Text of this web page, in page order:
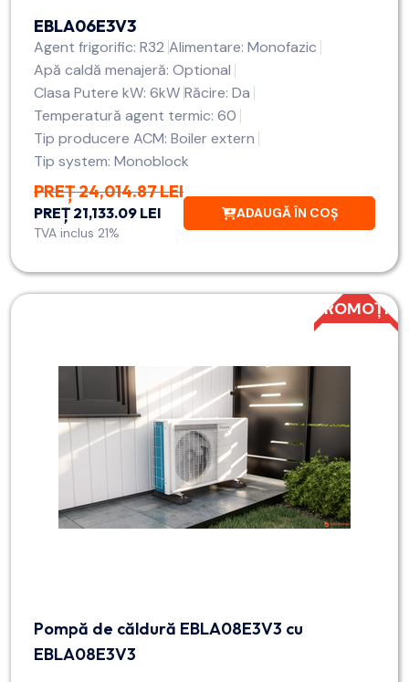
EBLA06E3V3
Agent frigorific: R32 Alimentare: Monofazic
Apă caldă menajeră: Optional
Clasa Putere kW: 6kW Răcire: Da
Temperatură agent termic: 60
Tip producere ACM: Boiler extern
Tip system: Monoblock
PREȚ 24,014.87 LEI
PREȚ 21,133.09 LEI
TVA inclus 21%
ADAUGĂ ÎN COȘ
PROMOȚIE
Pompă de căldură EBLA08E3V3 cu
EBLA08E3V3